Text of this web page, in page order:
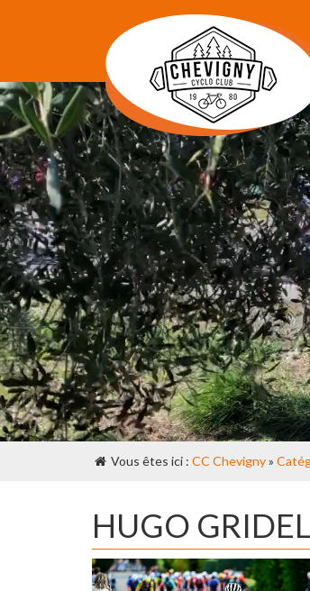
Vous êtes ici : CC Chevigny»
HUGO